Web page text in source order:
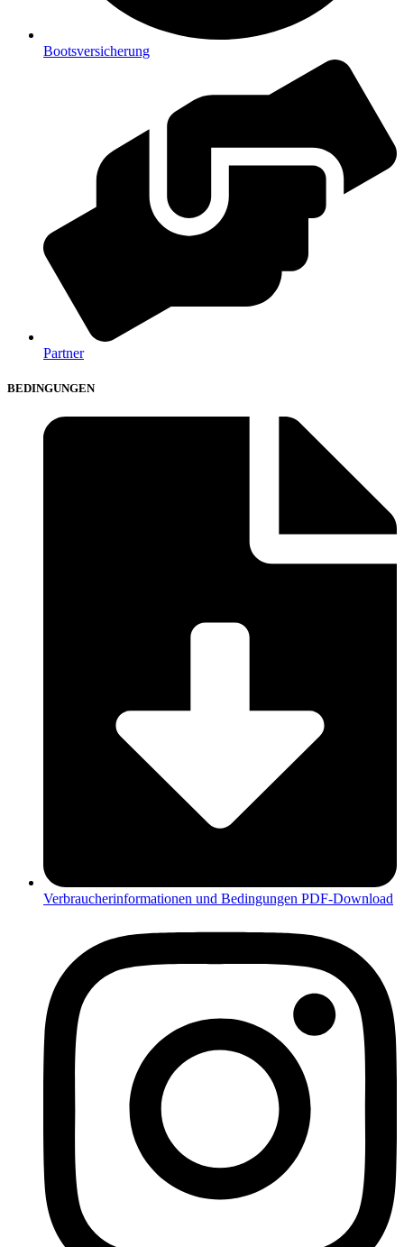
Bootsversicherung
Partner
BEDINGUNGEN
Verbraucherinformationen und Bedingungen PDF-Download